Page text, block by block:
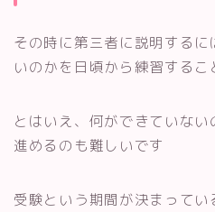
その時に第三者に説明する
いのかを日頃から練習するこ
とはいえ、何ができていな
進めるのも難しいです
受験という期間が決まって